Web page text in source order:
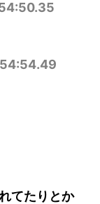
てたりとか